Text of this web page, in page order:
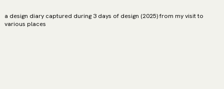
a design diary captured during 3 days of design (2025) from my visit to
various places